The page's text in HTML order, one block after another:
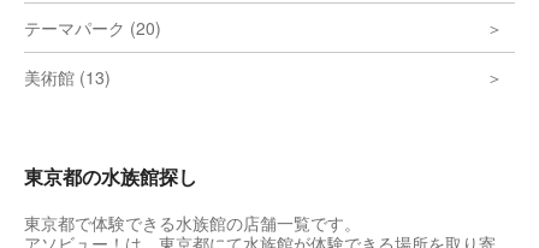
テーマパーク (20)
美術館 (13)
東京都の水族館探し
東京都で体験できる水族館の店舗一覧です。
アソビュー！は、東京都にて水族館が体験できる場所を取り寄